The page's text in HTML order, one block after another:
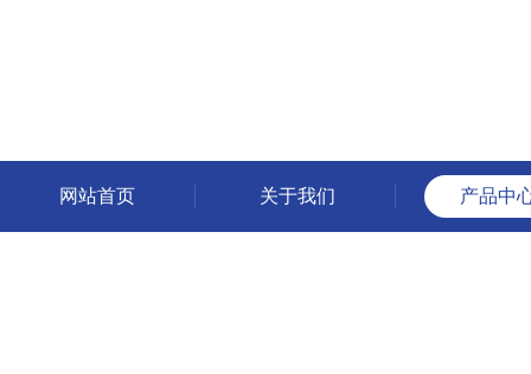
网站首页 关于我们 产品中